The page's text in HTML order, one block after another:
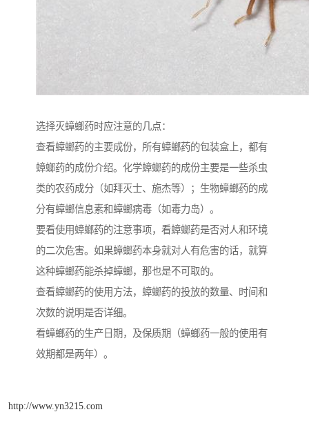
选择灭蟑螂药时应注意的几点：
查看蟑螂药的主要成份，所有蟑螂药的包装盒上，都有
蟑螂药的成份介绍。化学蟑螂药的成份主要是一些杀虫
类的农药成分（如拜灭士、施杰等）；生物蟑螂药的成
分有蟑螂信息素和蟑螂病毒（如毒力岛）。
要看使用蟑螂药的注意事项，看蟑螂药是否对人和环境
的二次危害。如果蟑螂药本身就对人有危害的话，就算
这种蟑螂药能杀掉蟑螂，那也是不可取的。
查看蟑螂药的使用方法，蟑螂药的投放的数量、时间和
次数的说明是否详细。
看蟑螂药的生产日期，及保质期（蟑螂药一般的使用有
效期都是两年）。
http://www.yn3215.com